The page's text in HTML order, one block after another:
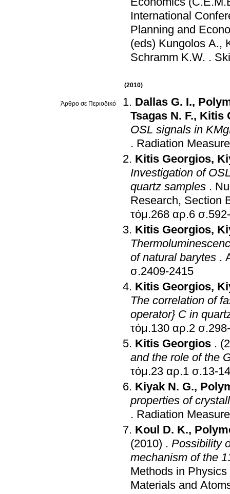
International
Planning and
(eds) Kungolos A.,
Schramm K.W. .
(2010)
Άρθρο σε Περιοδικό Dallas G. I.,
Tsagas N. F., Kitis
OSL signals in
. Radiation
Kitis Georgios,
Investigation of
quartz samples .
Research, Section
τόμ.268 αρ.6
Kitis Georgios,
of natural barytes .
σ.2409-2415
Kitis Georgios,
The correlation of
operator} C in
τόμ.130 αρ.2
Kitis Georgios .
and the role of the
τόμ.23 αρ.1 σ.13-14
Kiyak N. G.,
properties of
. Radiation
Koul D. K.,
(2010) . Possibility
mechanism of the
Methods in
Materials and